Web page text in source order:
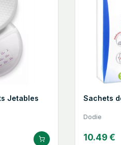
Jetables
Sachets
Dodie
10.49 €